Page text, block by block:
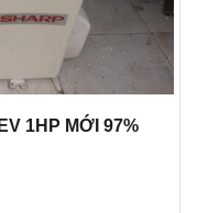
1HP MỚI 97%